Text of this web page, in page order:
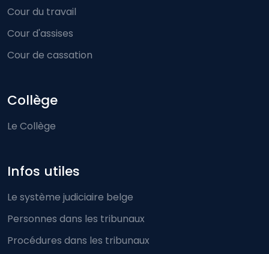
Cour du travail
Cour d'assises
Cour de cassation
Collège
Le Collège
Infos utiles
Le système judiciaire belge
Personnes dans les tribunaux
Procédures dans les tribunaux